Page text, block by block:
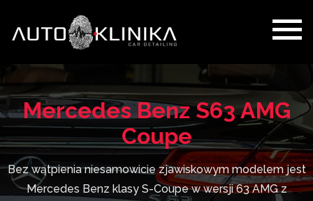
Mercedes Benz S63 AMG
Coupe
Bez wątpienia niesamowicie zjawiskowym modelem jest
Mercedes Benz klasy S-Coupe w wersji 63 AMG z